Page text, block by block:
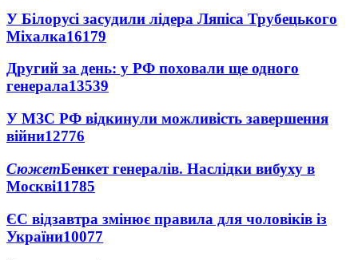
У Білорусі засудили лідера Ляпіса Трубецького
Міхалка16179
Другий за день: у РФ поховали ще одного
генерала13539
У МЗС РФ відкинули можливість завершення
війни12776
СюжетБенкет генералів. Наслідки вибуху в
Москві11785
ЄС відзавтра змінює правила для чоловіків із
України10077